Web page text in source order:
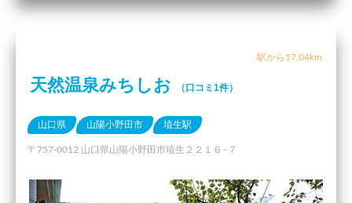
駅から17.04km
天然温泉みちしお （口コミ1件）
山口県 山陽小野田市 埴生駅
〒757-0012 山口県山陽小野田市埴生２２１６−７